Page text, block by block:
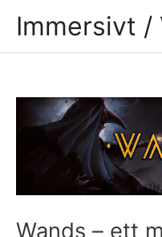
Immersivt /
Wands – ett